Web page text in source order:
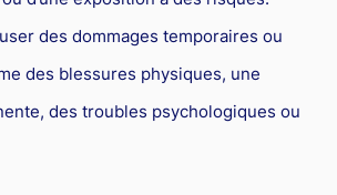
des dommages temporaires ou
des blessures physiques, une
des troubles psychologiques ou